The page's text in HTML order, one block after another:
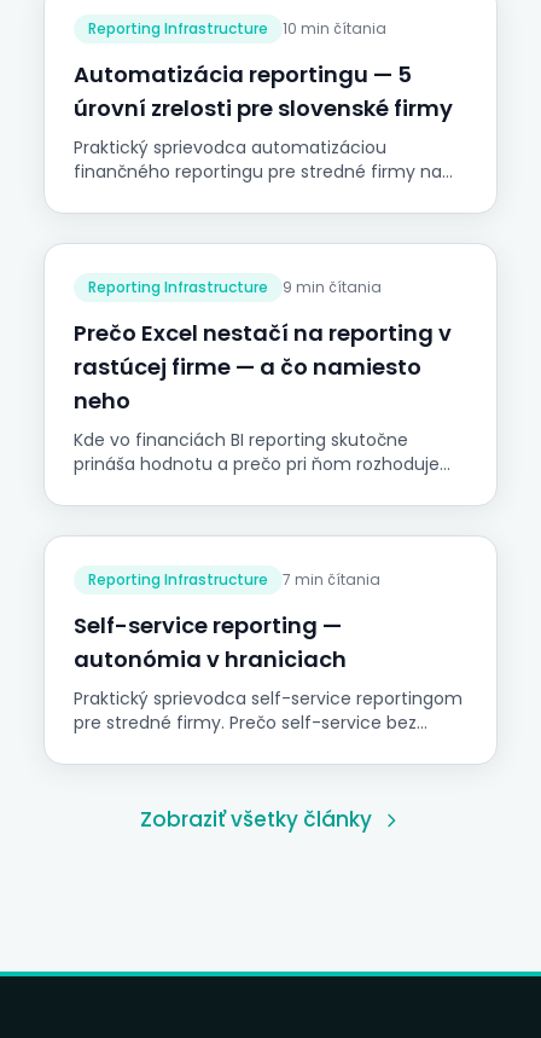
Reporting Infrastructure 10 min čítania
Automatizácia reportingu — 5
úrovní zrelosti pre slovenské firmy
Praktický sprievodca automatizáciou
finančného reportingu pre stredné firmy na
implementácie a najčastejšie chyby, ktorých
sa vyvarovať.
Reporting Infrastructure 9 min čítania
Prečo Excel nestačí na reporting v
rastúcej firme — a čo namiesto
neho
Kde vo financiách BI reporting skutočne
prináša hodnotu a prečo pri ňom rozhoduje
je len jeho viditeľná vrstva.
Reporting Infrastructure 7 min čítania
Self-service reporting —
autonómia v hraniciach
Praktický sprievodca self-service reportingom
pre stredné firmy. Prečo self-service bez
predpoklady a ako dať obchodným
piatich verzií pravdy.
Zobraziť všetky články